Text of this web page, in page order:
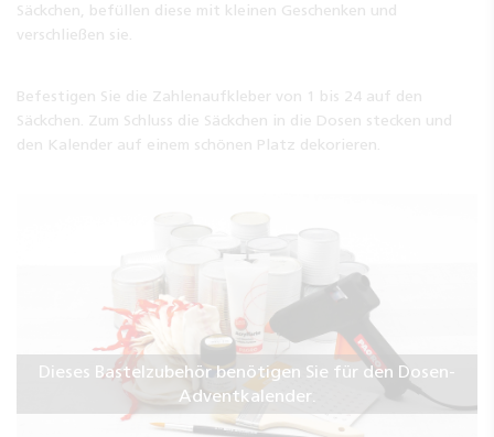
Säckchen, befüllen diese mit kleinen Geschenken und
verschließen sie.
Befestigen Sie die Zahlenaufkleber von 1 bis 24 auf den
Säckchen. Zum Schluss die Säckchen in die Dosen stecken und
den Kalender auf einem schönen Platz dekorieren.
Dieses Bastelzubehör benötigen Sie für den Dosen-
Adventkalender.